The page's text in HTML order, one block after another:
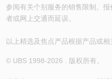
参阅有关个别服务的销售限制。
者或网上交通而延误。
以上精选及焦点产品根据产品或
© UBS 1998-2026 . 版权所有。